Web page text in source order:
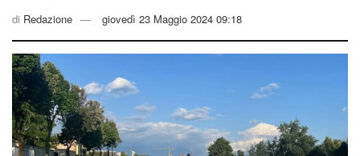
di Redazione giovedì 23 Maggio 2024 09:18